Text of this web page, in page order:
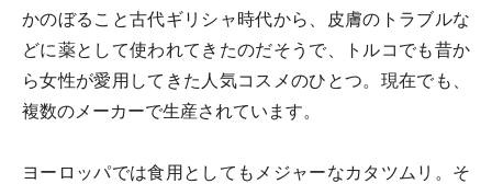
かのぼること古代ギリシャ時代から、皮膚のトラブルな
どに薬として使われてきたのだそうで、トルコでも昔か
ら女性が愛用してきた人気コスメのひとつ。現在でも、
複数のメーカーで生産されています。
ヨーロッパでは食用としてもメジャーなカタツムリ。そ